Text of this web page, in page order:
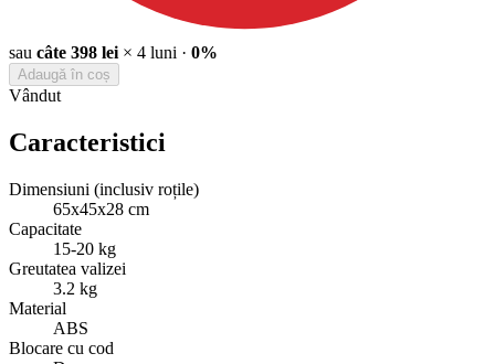
sau câte 398 lei × 4 luni · 0%
Adaugă în coș
Vândut
Caracteristici
Dimensiuni (inclusiv roțile)
65х45х28 cm
Capacitate
15-20 kg
Greutatea valizei
3.2 kg
Material
ABS
Blocare cu cod